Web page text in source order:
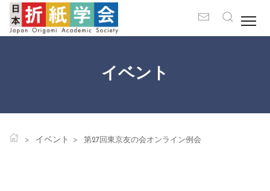
イベント
イベント 第27回東京友の会オンライン例会